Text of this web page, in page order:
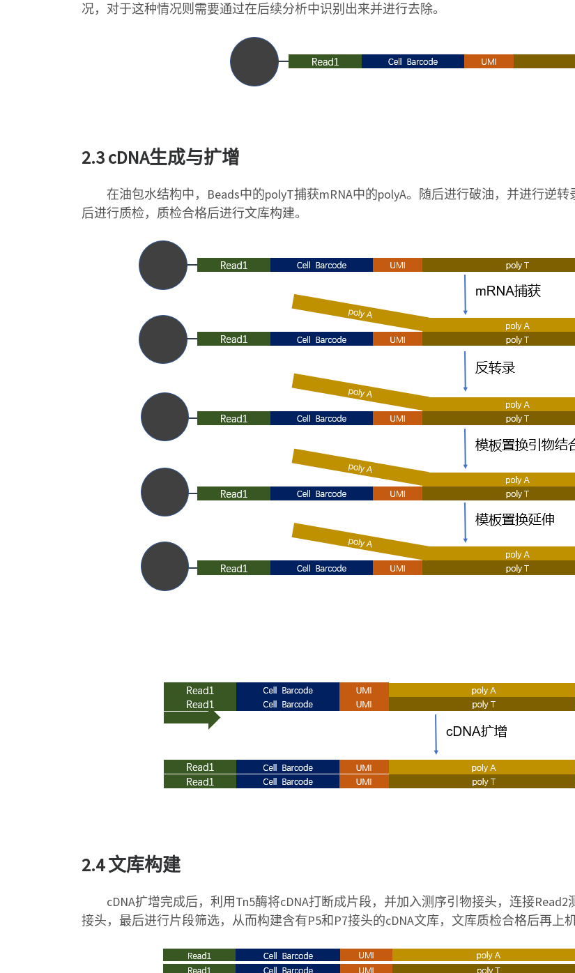
况，对于这种情况则需要通过在后续分析中识别出来并进行去除。
2.3 cDNA生成与扩增
在油包水结构中，Beads中的polyT捕获mRNA中的polyA。随后进行破油，并进行逆转
后进行质检，质检合格后进行文库构建。
2.4 文库构建
cDNA扩增完成后，利用Tn5酶将cDNA打断成片段，并加入测序引物接头，连接Read2
接头，最后进行片段筛选，从而构建含有P5和P7接头的cDNA文库，文库质检合格后再上机